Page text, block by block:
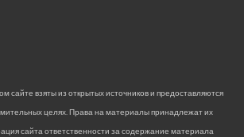
сайте взяты из открытых источников и предоставляются
целях. Права на материалы принадлежат их
сайта ответственности за содержание материала